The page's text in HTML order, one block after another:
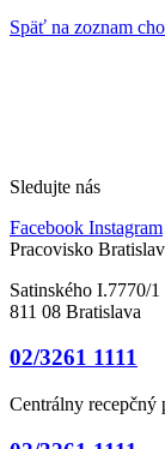
Späť na zoznam
Sledujte nás
Facebook Instagram
Pracovisko
Satinského I.7770/1
811 08 Bratislava
02/3261 1111
Centrálny recepčný